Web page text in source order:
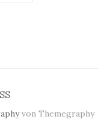
von Themegraphy